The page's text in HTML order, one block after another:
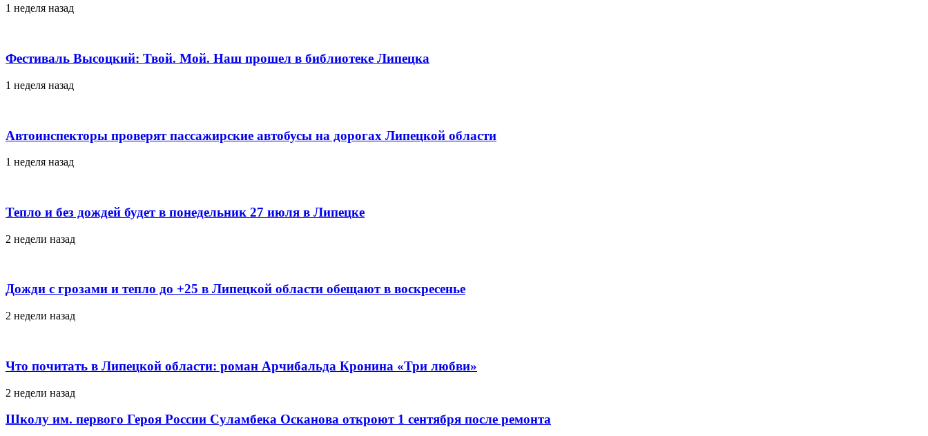
1 неделя назад
Фестиваль Высоцкий: Твой. Мой. Наш прошел в библиотеке Липецка
1 неделя назад
Автоинспекторы проверят пассажирские автобусы на дорогах Липецкой области
1 неделя назад
Тепло и без дождей будет в понедельник 27 июля в Липецке
2 недели назад
Дожди с грозами и тепло до +25 в Липецкой области обещают в воскресенье
2 недели назад
Что почитать в Липецкой области: роман Арчибальда Кронина «Три любви»
2 недели назад
Школу им. первого Героя России Суламбека Осканова откроют 1 сентября после ремонта